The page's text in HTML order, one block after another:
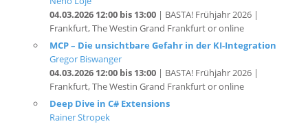
MCP – Die unsichtbare Gefahr in der KI-Integration
Gregor Biswanger
04.03.2026 12:00 bis 13:00| BASTA! Frühjahr 2026 |
Frankfurt, The Westin Grand Frankfurt or online
Deep Dive in C# Extensions
Rainer Stropek
04.03.2026 09:00 bis 10:00| BASTA! Frühjahr 2026 |
Frankfurt, The Westin Grand Frankfurt or online